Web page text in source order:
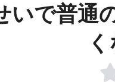
いで普通